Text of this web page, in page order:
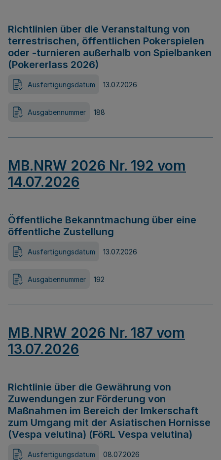
Richtlinien über die Veranstaltung von
terrestrischen, öffentlichen Pokerspielen
oder -turnieren außerhalb von Spielbanken
(Pokererlass 2026)
Ausfertigungsdatum 13.07.2026
Ausgabennummer 188
MB.NRW 2026 Nr. 192 vom
14.07.2026
Öffentliche Bekanntmachung über eine
öffentliche Zustellung
Ausfertigungsdatum 13.07.2026
Ausgabennummer 192
MB.NRW 2026 Nr. 187 vom
13.07.2026
Richtlinie über die Gewährung von
Zuwendungen zur Förderung von
Maßnahmen im Bereich der Imkerschaft
zum Umgang mit der Asiatischen Hornisse
(Vespa velutina) (FöRL Vespa velutina)
Ausfertigungsdatum 08.07.2026